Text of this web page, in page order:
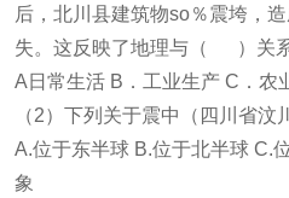
后，北川县建筑物so％震垮，
失。这反映了地理与（ ）关系
A日常生活 B．工业生产 C．农
（2）下列关于震中（四川省
A.位于东半球 B.位于北半球 C.
象